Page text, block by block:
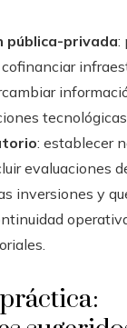
pública-privada:
: establecer
evaluaciones
inversiones y